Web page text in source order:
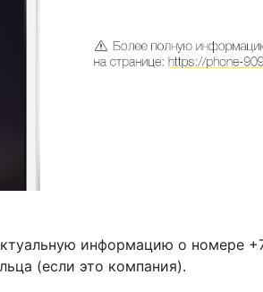
информацию о номере
(если это компания).